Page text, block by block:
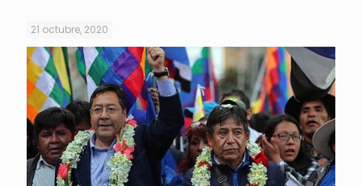
21 octubre, 2020